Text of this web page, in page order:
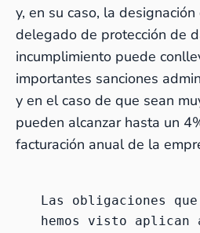
y, en su caso, la designación
delegado de protección de
incumplimiento puede
importantes sanciones
y en el caso de que sean
pueden alcanzar hasta un
facturación anual de la
Las obligaciones que
hemos visto aplican